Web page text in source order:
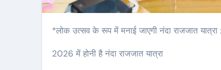
*लोक उत्सव के रूप में मनाई जाएगी नंदा राजजात
2026 में होनी है नंदा राजजात यात्रा